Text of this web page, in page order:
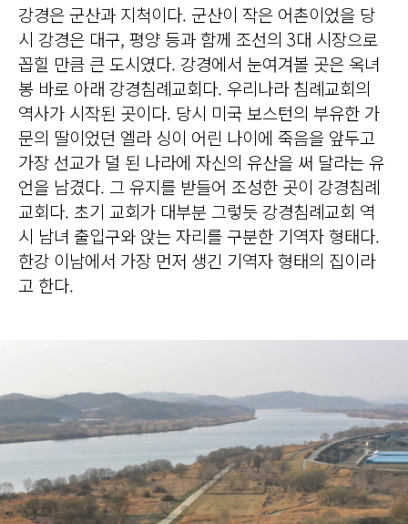
강경은 군산과 지척이다. 군산이 작은 어촌이었을 당
시 강경은 대구, 평양 등과 함께 조선의 3대 시장으로
꼽힐 만큼 큰 도시였다. 강경에서 눈여겨볼 곳은 옥녀
봉 바로 아래 강경침례교회다. 우리나라 침례교회의
역사가 시작된 곳이다. 당시 미국 보스턴의 부유한 가
문의 딸이었던 엘라 싱이 어린 나이에 죽음을 앞두고
가장 선교가 덜 된 나라에 자신의 유산을 써 달라는 유
언을 남겼다. 그 유지를 받들어 조성한 곳이 강경침례
교회다. 초기 교회가 대부분 그렇듯 강경침례교회 역
시 남녀 출입구와 앉는 자리를 구분한 기역자 형태다.
한강 이남에서 가장 먼저 생긴 기역자 형태의 집이라
고 한다.